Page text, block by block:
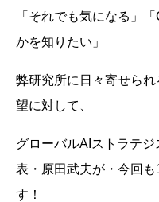
「それでも気になる」
かを知りたい」
弊研究所に日々寄せら
望に対して、
グローバルAIストラテ
表・原田武夫が・今回
す！